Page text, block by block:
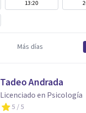
13:20
Más días
Tadeo Andrada
Licenciado en Psicología
5 / 5